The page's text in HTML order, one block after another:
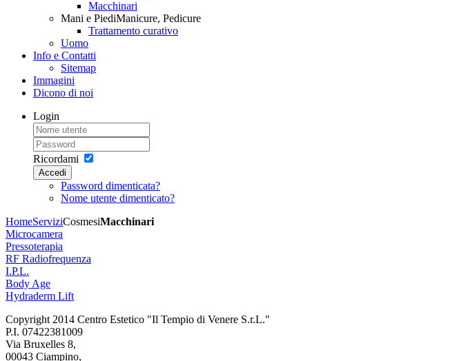
Macchinari
Mani e PiediManicure, Pedicure
Trattamento curativo
Uomo
Info e Contatti
Sitemap
Immagini
Dicono di noi
Login
Ricordami
Accedi
Password dimenticata?
Nome utente dimenticato?
HomeServiziCosmesiMacchinari
Microcamera
Pressoterapia
RF Radiofrequenza
I.P.L.
Body Age
Hydraderm Lift
Copyright 2014 Centro Estetico "Il Tempio di Venere S.r.L."
P.I. 07422381009
Via Bruxelles 8,
00043 Ciampino,